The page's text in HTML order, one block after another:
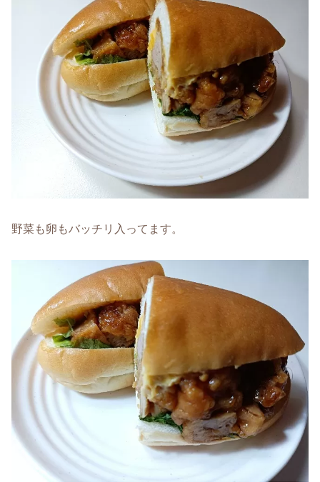
野菜も卵もバッチリ入ってます。